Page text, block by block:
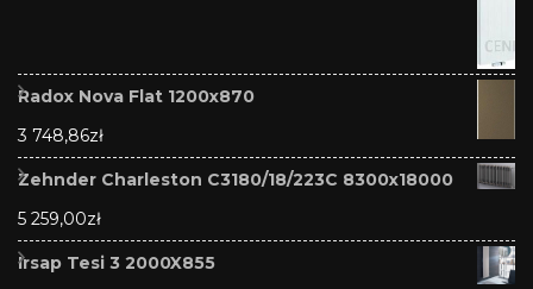
Radox Nova Flat 1200x870
3 748,86zł
Zehnder Charleston C3180/18/223C 8300x18000
5 259,00zł
Irsap Tesi 3 2000X855